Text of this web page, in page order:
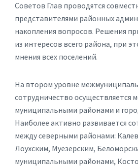
Советов Глав проводятся
представителями районных
накопления вопросов. Решения
из интересов всего района, при
мнения всех поселений.
На втором уровне
сотрудничество осуществляется
муниципальными районами и
Наиболее активно развивается
между северными районами:
Лоухским, Муезерским,
муниципальными районами,